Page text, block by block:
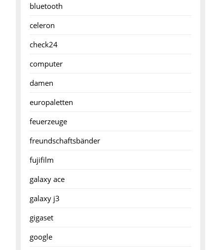
bluetooth
celeron
check24
computer
damen
europaletten
feuerzeuge
freundschaftsbänder
fujifilm
galaxy ace
galaxy j3
gigaset
google